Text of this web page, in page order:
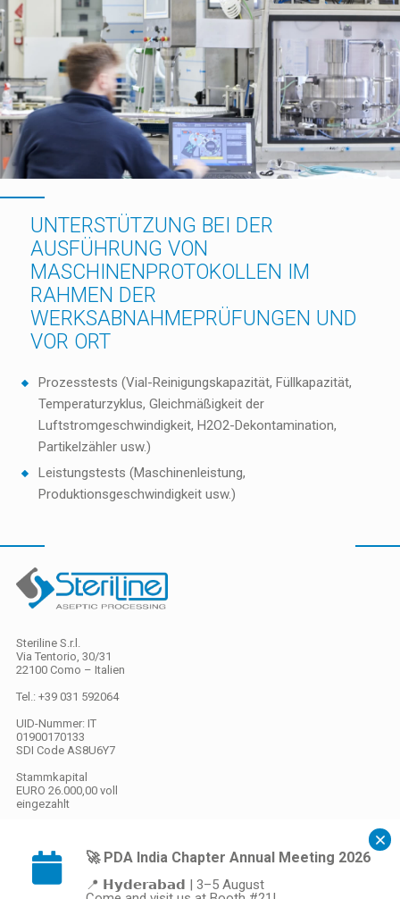
UNTERSTÜTZUNG BEI DER
AUSFÜHRUNG VON
MASCHINENPROTOKOLLEN IM
RAHMEN DER
WERKSABNAHMEPRÜFUNGEN UND
VOR ORT
Prozesstests (Vial-Reinigungskapazität, Füllkapazität,
Temperaturzyklus, Gleichmäßigkeit der
Luftstromgeschwindigkeit, H2O2-Dekontamination,
Partikelzähler usw.)
Leistungstests (Maschinenleistung,
Produktionsgeschwindigkeit usw.)
Steriline S.r.l.
Via Tentorio, 30/31
22100 Como – Italien
Tel.: +39 031 592064
UID-Nummer: IT
01900170133
SDI Code AS8U6Y7
Stammkapital
EURO 26.000,00 voll
eingezahlt
Datenschutz
Cookies
🚀 PDA India Chapter Annual Meeting 2026
📍 𝗛𝘆𝗱𝗲𝗿𝗮𝗯𝗮𝗱 | 3–5 August